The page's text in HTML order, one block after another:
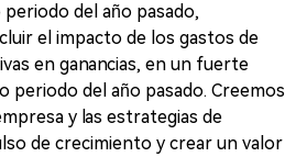
del año pasado,
el impacto de los gastos de
en ganancias, en un fuerte
periodo del año pasado. Creemos
y las estrategias de
de crecimiento y crear un valor